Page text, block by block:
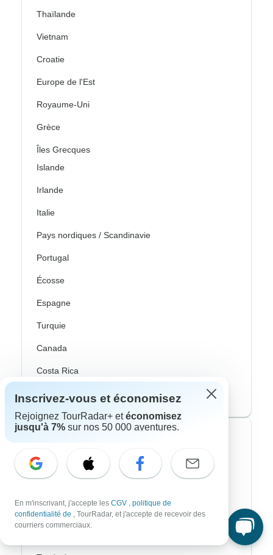
Thaïlande
Vietnam
Croatie
Europe de l'Est
Royaume-Uni
Grèce
Îles Grecques
Islande
Irlande
Italie
Pays nordiques / Scandinavie
Portugal
Écosse
Espagne
Turquie
Canada
Costa Rica
États-Unis
Contiki
G Adventures
Inscrivez-vous et économisez
Rejoignez TourRadar+ etéconomisez
jusqu'à 7% sur nos 50 000 aventures.
En m'inscrivant, j'accepte les CGV , politique de
confidentialité de , TourRadar, et j'accepte de recevoir des
courriers commerciaux.